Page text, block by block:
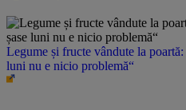
Legume și fructe vândute la
luni nu e nicio problemă“